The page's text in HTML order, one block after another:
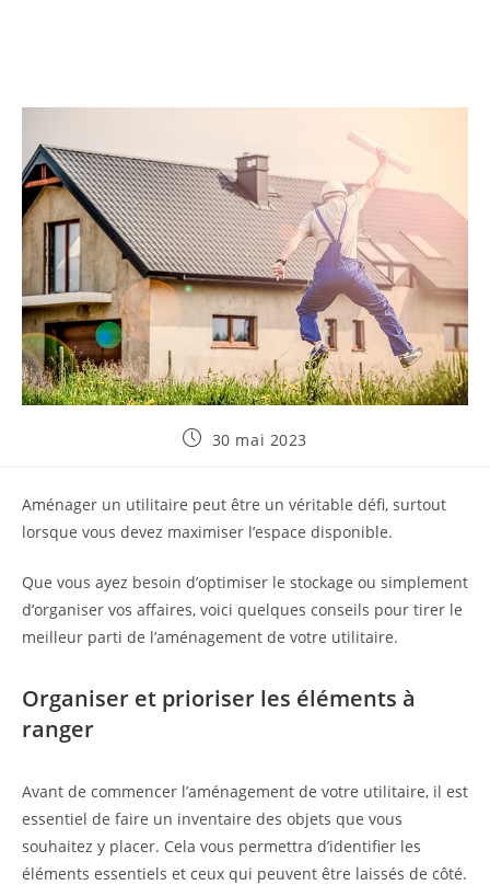
Publication
30 mai 2023
Aménager un utilitaire peut être un véritable défi, surtout
lorsque vous devez maximiser l’espace disponible.
Que vous ayez besoin d’optimiser le stockage ou simplement
d’organiser vos affaires, voici quelques conseils pour tirer le
meilleur parti de l’aménagement de votre utilitaire.
Organiser et prioriser les éléments à
ranger
Avant de commencer l’aménagement de votre utilitaire, il est
essentiel de faire un inventaire des objets que vous
souhaitez y placer. Cela vous permettra d’identifier les
éléments essentiels et ceux qui peuvent être laissés de côté.